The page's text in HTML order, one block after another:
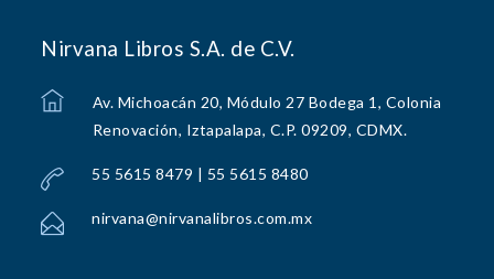
Nirvana Libros S.A. de C.V.
Av. Michoacán 20, Módulo 27 Bodega 1, Colonia
Renovación, Iztapalapa, C.P. 09209, CDMX.
55 5615 8479 | 55 5615 8480
nirvana@nirvanalibros.com.mx